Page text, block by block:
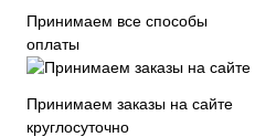
Принимаем все способы
оплаты
Принимаем заказы на сайте
круглосуточно